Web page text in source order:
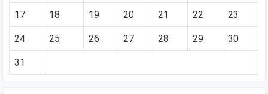
17 18 19 20 21 22 23
24 25 26 27 28 29 30
31